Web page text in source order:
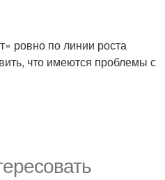
ровно по линии роста
что имеются проблемы с